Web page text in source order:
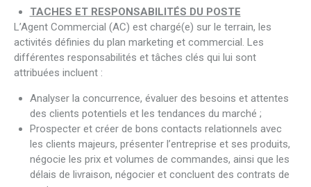
TACHES ET RESPONSABILITÉS DU POSTE
L’Agent Commercial (AC) est chargé(e) sur le terrain, les
activités définies du plan marketing et commercial. Les
différentes responsabilités et tâches clés qui lui sont
attribuées incluent :
Analyser la concurrence, évaluer des besoins et attentes
des clients potentiels et les tendances du marché ;
Prospecter et créer de bons contacts relationnels avec
les clients majeurs, présenter l’entreprise et ses produits,
négocie les prix et volumes de commandes, ainsi que les
délais de livraison, négocier et concluent des contrats de